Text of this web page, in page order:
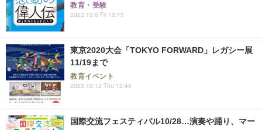
教育・受験
2023.10.6 Fri 13:15
東京2020大会「TOKYO FORWARD」レガシー展
11/19まで
教育イベント
2023.10.12 Thu 12:45
国際交流フェスティバル10/28…演奏や踊り、マー